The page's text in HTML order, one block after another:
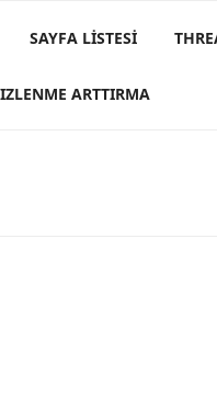
SAYFA LISTESI
ARTTIRMA